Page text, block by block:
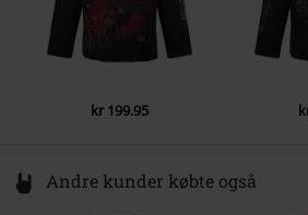
kr 199.95
Andre kunder købte også